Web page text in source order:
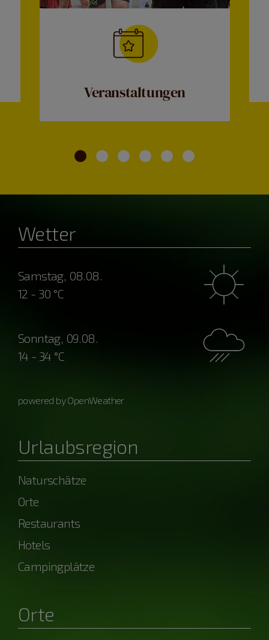
Veranstaltungen
Wetter
Samstag, 08.08.
12 - 30 °C
Sonntag, 09.08.
14 - 34 °C
powered by OpenWeather
Urlaubsregion
Naturschätze
Orte
Restaurants
Hotels
Campingplätze
Orte